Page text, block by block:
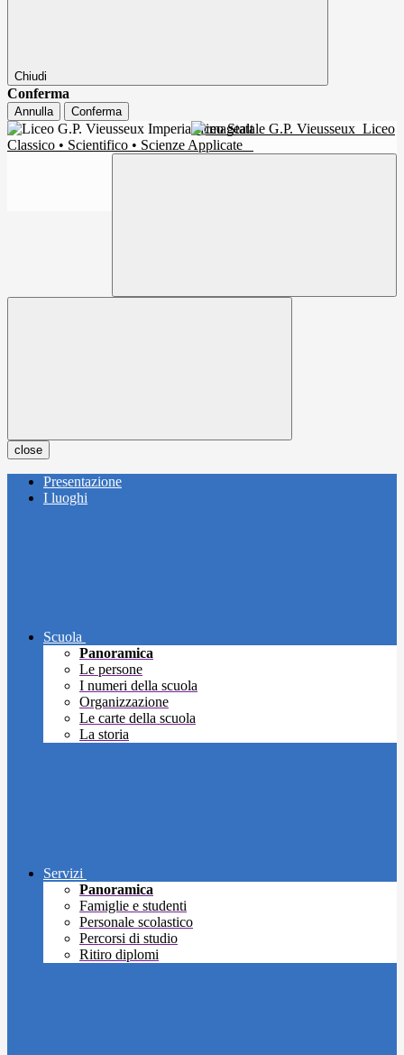
Chiudi
Conferma
Annulla Conferma
Liceo Statale G.P. Vieusseux Liceo
Classico • Scientifico • Scienze Applicate
close
Presentazione
I luoghi
Scuola
Panoramica
Le persone
I numeri della scuola
Organizzazione
Le carte della scuola
La storia
Servizi
Panoramica
Famiglie e studenti
Personale scolastico
Percorsi di studio
Ritiro diplomi